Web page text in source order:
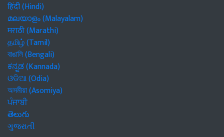
हिंदी (Hindi)
മലയാളം (Malayalam)
मराठी (Marathi)
தமிழ் (Tamil)
বাঙালি (Bengali)
ಕನ್ನಡ (Kannada)
ଓଡିଆ (Odia)
অসমীয়া (Asomiya)
ਪੰਜਾਬੀ
తెలుగు
ગુજરાતી